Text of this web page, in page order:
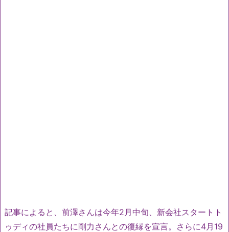
記事によると、前澤さんは今年2月中旬、新会社スタートト
ゥディの社員たちに剛力さんとの復縁を宣言。さらに4月19